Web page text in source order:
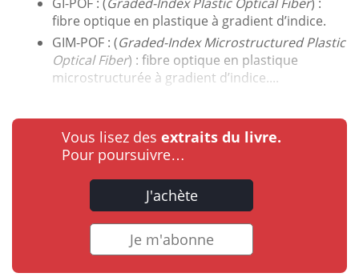
fibre optique en plastique à gradient d’indice.
GIM-POF : (Graded-Index Microstructured Plastic
Optical Fiber) : fibre optique en plastique
microstructurée à gradient d’indice....
Vous lisez des extraits du livre.
Pour poursuivre…
J'achète
Je m'abonne